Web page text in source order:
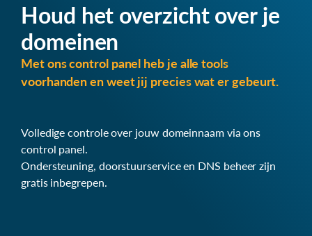
Houd het overzicht over je
domeinen
Met ons control panel heb je alle tools
voorhanden en weet jij precies wat er gebeurt.
Volledige controle over jouw domeinnaam via ons
control panel.
Ondersteuning, doorstuurservice en DNS beheer zijn
gratis inbegrepen.